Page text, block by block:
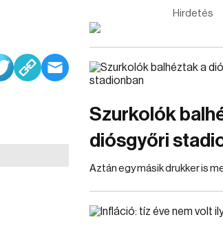
Hirdetés
Szurkolók
diósgyőri
Aztán egy másik drukker is